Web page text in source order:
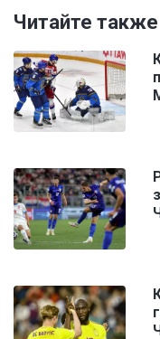
Читайте также